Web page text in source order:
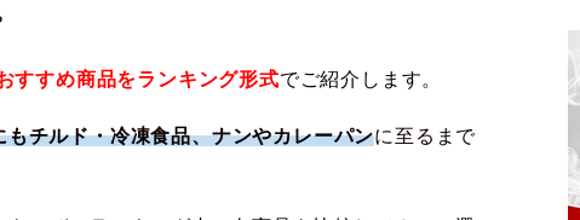
すすめ商品をランキング形式でご紹介します。
チルド・冷凍食品、ナンやカレーパンに至るまで